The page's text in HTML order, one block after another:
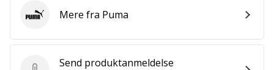
artikler
Send produktanmeldelse
PumaMere fra Puma